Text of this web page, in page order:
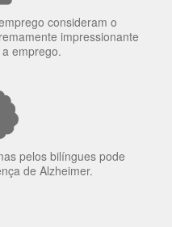
consideram o
emprego.